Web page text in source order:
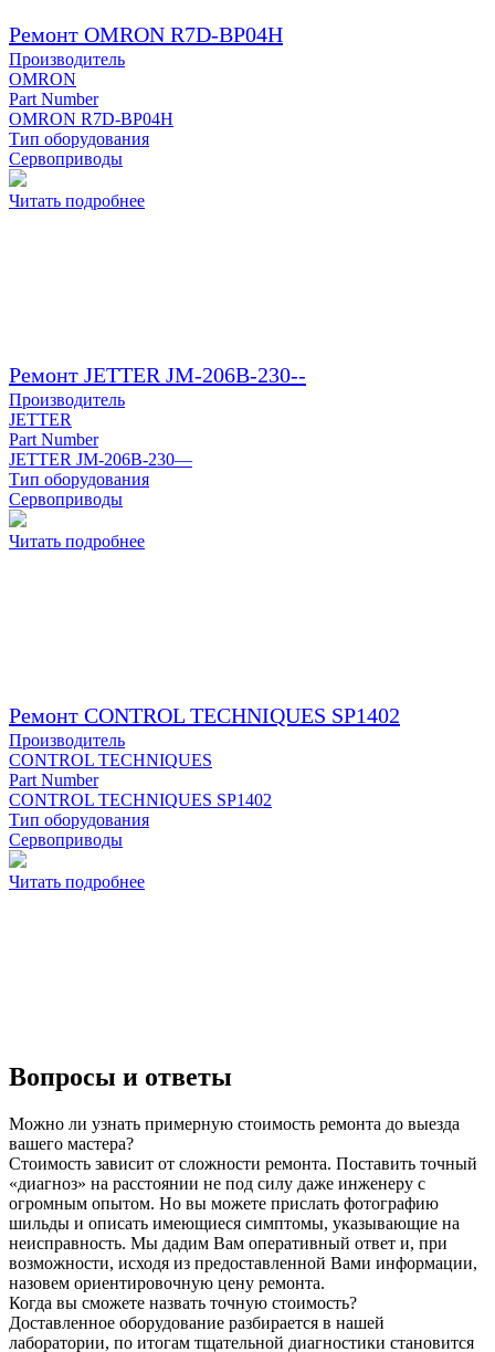
Ремонт OMRON R7D-BP04H
Производитель
OMRON
Part Number
OMRON R7D-BP04H
Тип оборудования
Сервоприводы
Читать подробнее
Ремонт JETTER JM-206B-230--
Производитель
JETTER
Part Number
JETTER JM-206B-230—
Тип оборудования
Сервоприводы
Читать подробнее
Ремонт CONTROL TECHNIQUES SP1402
Производитель
CONTROL TECHNIQUES
Part Number
CONTROL TECHNIQUES SP1402
Тип оборудования
Сервоприводы
Читать подробнее
Вопросы и ответы
Можно ли узнать примерную стоимость ремонта до выезда
вашего мастера?
Стоимость зависит от сложности ремонта. Поставить точный
«диагноз» на расстоянии не под силу даже инженеру с
огромным опытом. Но вы можете прислать фотографию
шильды и описать имеющиеся симптомы, указывающие на
неисправность. Мы дадим Вам оперативный ответ и, при
возможности, исходя из предоставленной Вами информации,
назовем ориентировочную цену ремонта.
Когда вы сможете назвать точную стоимость?
Доставленное оборудование разбирается в нашей
лаборатории, по итогам тщательной диагностики становится